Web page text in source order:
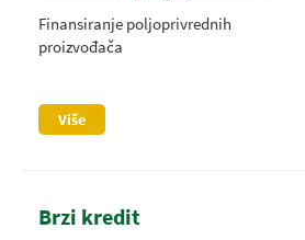
Finansiranje poljoprivrednih
proizvođača
Više
Brzi kredit